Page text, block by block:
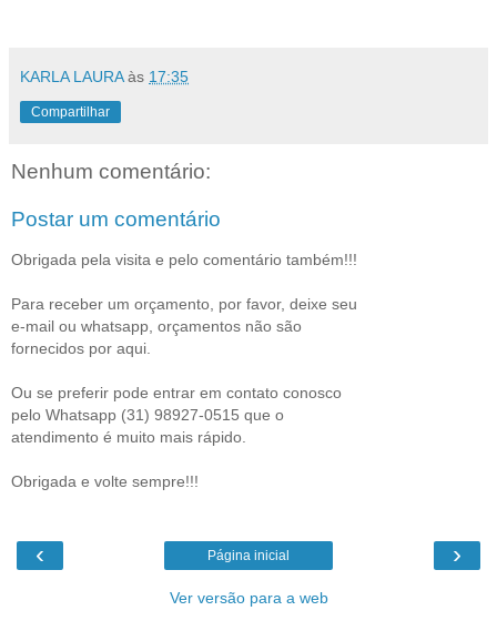
KARLA LAURA às 17:35
Compartilhar
Nenhum comentário:
Postar um comentário
Obrigada pela visita e pelo comentário também!!!
Para receber um orçamento, por favor, deixe seu
e-mail ou whatsapp, orçamentos não são
fornecidos por aqui.
Ou se preferir pode entrar em contato conosco
pelo Whatsapp (31) 98927-0515 que o
atendimento é muito mais rápido.
Obrigada e volte sempre!!!
‹ ›
Página inicial
Ver versão para a web